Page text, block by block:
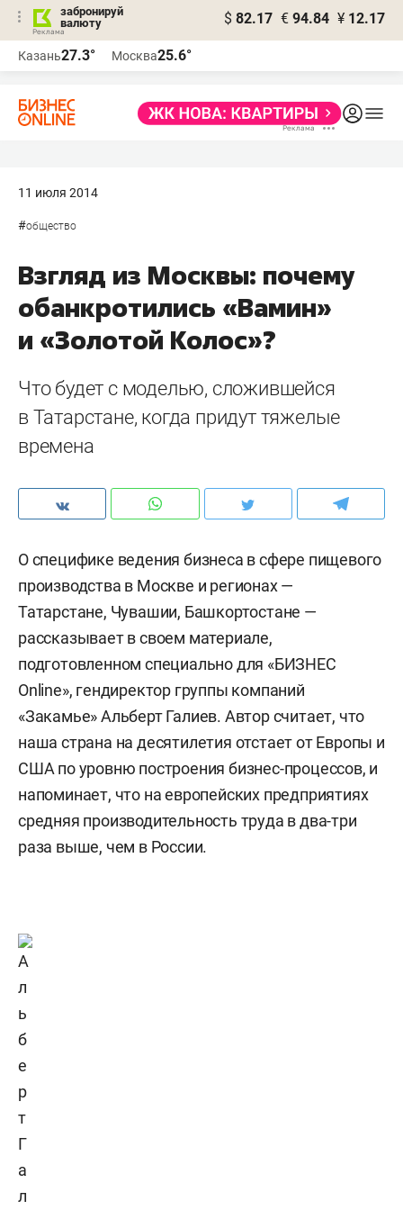
забронируй
валюту
$ 82.17 € 94.84 ¥ 12.17
Казань27.3° Москва25.6°
11 июля 2014
#общество
Взгляд из Москвы: почему
обанкротились «Вамин»
и «Золотой Колос»?
Что будет с моделью, сложившейся
в Татарстане, когда придут тяжелые
времена
О специфике ведения бизнеса в сфере пищевого
производства в Москве и регионах —
Татарстане, Чувашии, Башкортостане —
рассказывает в своем материале,
подготовленном специально для «БИЗНЕС
Online», гендиректор группы компаний
«Закамье» Альберт Галиев. Автор считает, что
наша страна на десятилетия отстает от Европы и
США по уровню построения бизнес-процессов, и
напоминает, что на европейских предприятиях
средняя производительность труда в два-три
раза выше, чем в России.